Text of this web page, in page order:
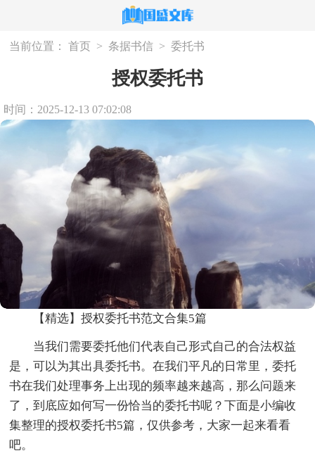
当前位置： 首页 > 条据书信 > 委托书
授权委托书
时间：2025-12-13 07:02:08
【精选】授权委托书范文合集5篇
当我们需要委托他们代表自己形式自己的合法权益
是，可以为其出具委托书。在我们平凡的日常里，委托
书在我们处理事务上出现的频率越来越高，那么问题来
了，到底应如何写一份恰当的委托书呢？下面是小编收
集整理的授权委托书5篇，仅供参考，大家一起来看看
吧。